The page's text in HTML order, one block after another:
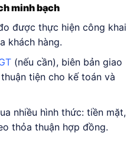
minh bạch
được thực hiện công khai
khách hàng.
(nếu cần), biên bản giao
tiện cho kế toán và
nhiều hình thức: tiền mặt,
thỏa thuận hợp đồng.